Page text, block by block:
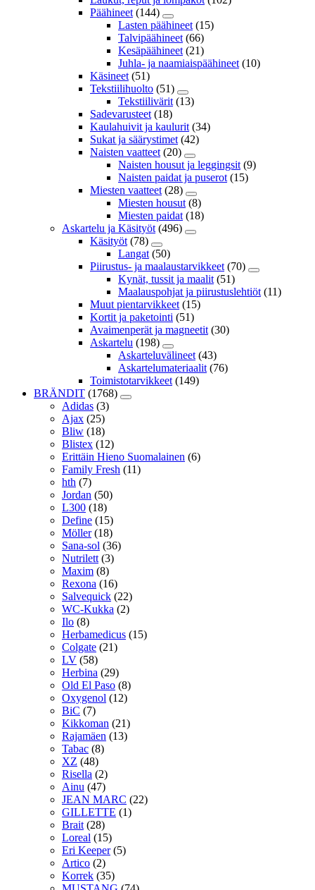
Päähineet (144)
Lasten päähineet (15)
Talvipäähineet (66)
Kesäpäähineet (21)
Juhla- ja naamiaispäähineet (10)
Käsineet (51)
Tekstiilihuolto (51)
Tekstiilivärit (13)
Sadevarusteet (18)
Kaulahuivit ja kaulurit (34)
Sukat ja säärystimet (42)
Naisten vaatteet (20)
Naisten housut ja leggingsit (9)
Naisten paidat ja puserot (15)
Miesten vaatteet (28)
Miesten housut (8)
Miesten paidat (18)
Askartelu ja Käsityöt (496)
Käsityöt (78)
Langat (50)
Piirustus- ja maalaustarvikkeet (70)
Kynät, tussit ja maalit (51)
Maalauspohjat ja piirustuslehtiöt (11)
Muut pientarvikkeet (15)
Kortit ja paketointi (51)
Avaimenperät ja magneetit (30)
Askartelu (198)
Askarteluvälineet (43)
Askartelumateriaalit (76)
Toimistotarvikkeet (149)
BRÄNDIT (1768)
Adidas (3)
Ajax (25)
Bliw (18)
Blistex (12)
Erittäin Hieno Suomalainen (6)
Family Fresh (11)
hth (7)
Jordan (50)
L300 (18)
Define (15)
Möller (18)
Sana-sol (36)
Nutrilett (3)
Maxim (8)
Rexona (16)
Salvequick (22)
WC-Kukka (2)
Ilo (8)
Herbamedicus (15)
Colgate (21)
LV (58)
Herbina (29)
Old El Paso (8)
Oxygenol (12)
BiC (7)
Kikkoman (21)
Rajamäen (13)
Tabac (8)
XZ (48)
Risella (2)
Ainu (47)
JEAN MARC (22)
GILLETTE (1)
Brait (28)
Loreal (15)
Eri Keeper (5)
Artico (2)
Korrek (35)